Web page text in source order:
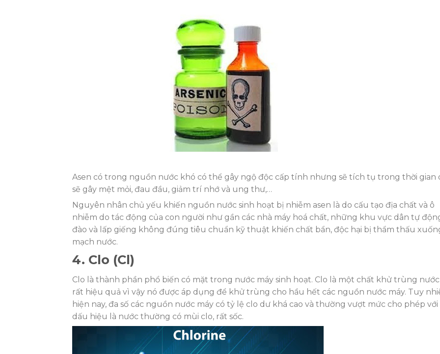
Asen có trong nguồn nước khó có thể gây ngộ độc cấp tính nhưng sẽ tích tụ trong thời gian
sẽ gây mệt mỏi, đau đầu, giảm trí nhớ và ung thư,…
Nguyên nhân chủ yếu khiến nguồn nước sinh hoạt bị nhiễm asen là do cấu tạo địa chất và ô
nhiễm do tác động của con người như gần các nhà máy hoá chất, những khu vực dân tự
đào và lấp giếng không đúng tiêu chuẩn kỹ thuật khiến chất bẩn, độc hại bị thẩm thấu
mạch nước.
4. Clo (Cl)
Clo là thành phần phổ biến có mặt trong nước máy sinh hoạt. Clo là một chất khử trùng nước
rất hiệu quả vì vậy nó được áp dụng để khử trùng cho hầu hết các nguồn nước máy. Tuy
hiện nay, đa số các nguồn nước máy có tỷ lệ clo dư khá cao và thường vượt mức cho phép với
dấu hiệu là nước thường có mùi clo, rất sốc.